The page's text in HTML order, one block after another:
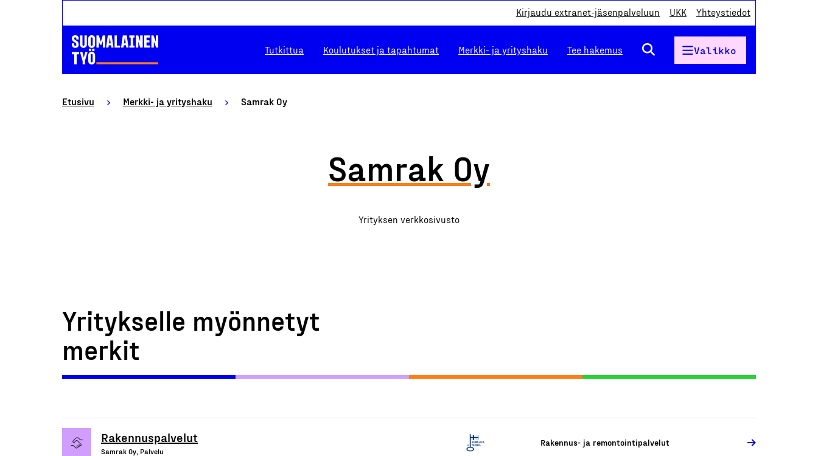
Kirjaudu extranet-jäsenpalveluun UKK Yhteystiedot
Tutkittua Koulutukset ja tapahtumat Merkki- ja yrityshaku Tee hakemus Valikko
Etusivu Merkki- ja yrityshaku Samrak Oy
Samrak Oy
Yrityksen verkkosivusto
Yritykselle myönnetyt
merkit
Rakennuspalvelut
Samrak Oy, Palvelu
Rakennus- ja remontointipalvelut